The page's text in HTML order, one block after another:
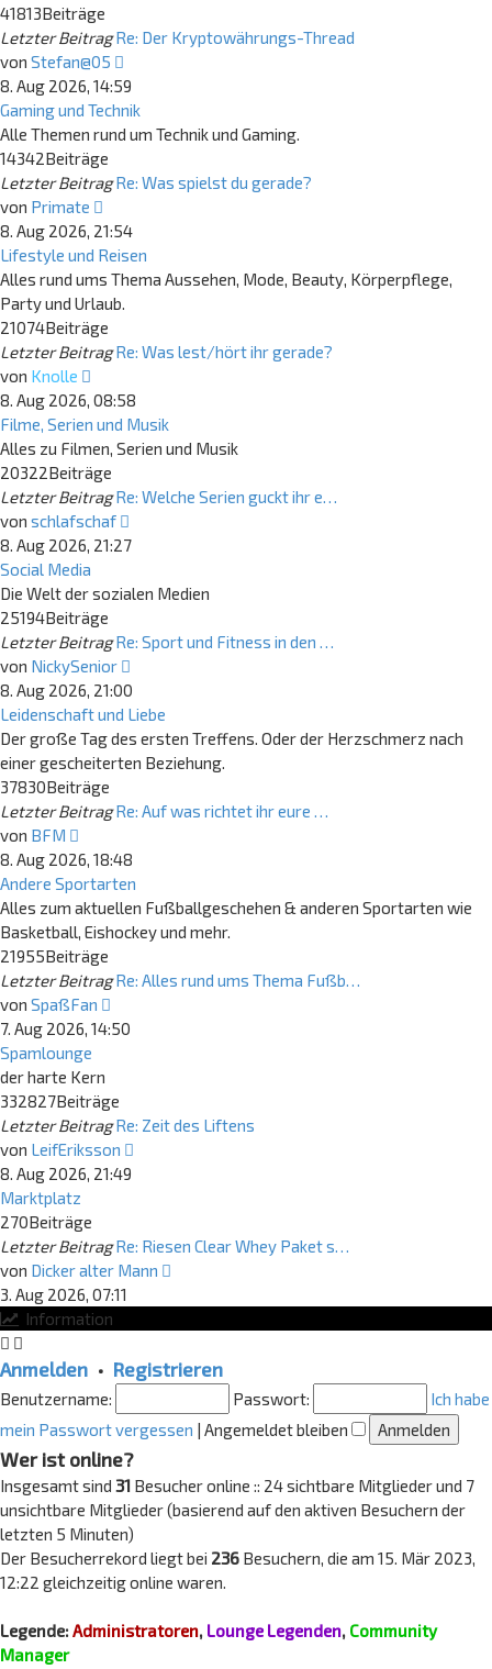
41813Beiträge
Letzter Beitrag Re: Der Kryptowährungs-Thread
von Stefan@05
Beitrag
8. Aug 2026, 14:59
Gaming und Technik
Alle Themen rund um Technik und Gaming.
14342Beiträge
Letzter Beitrag Re: Was spielst du gerade?
von Primate
Beitrag
8. Aug 2026, 21:54
Lifestyle und Reisen
Alles rund ums Thema Aussehen, Mode, Beauty, Körperpflege,
Party und Urlaub.
21074Beiträge
Letzter Beitrag Re: Was lest/hört ihr gerade?
von Knolle
Beitrag
8. Aug 2026, 08:58
Filme, Serien und Musik
Alles zu Filmen, Serien und Musik
20322Beiträge
Letzter Beitrag Re: Welche Serien guckt ihr e…
von schlafschaf
Beitrag
8. Aug 2026, 21:27
Social Media
Die Welt der sozialen Medien
25194Beiträge
Letzter Beitrag Re: Sport und Fitness in den …
von NickySenior
Beitrag
8. Aug 2026, 21:00
Leidenschaft und Liebe
Der große Tag des ersten Treffens. Oder der Herzschmerz nach
einer gescheiterten Beziehung.
37830Beiträge
Letzter Beitrag Re: Auf was richtet ihr eure …
von BFM
Beitrag
8. Aug 2026, 18:48
Andere Sportarten
Alles zum aktuellen Fußballgeschehen & anderen Sportarten wie
Basketball, Eishockey und mehr.
21955Beiträge
Letzter Beitrag Re: Alles rund ums Thema Fußb…
von SpaßFan
Beitrag
7. Aug 2026, 14:50
Spamlounge
der harte Kern
332827Beiträge
Letzter Beitrag Re: Zeit des Liftens
von LeifEriksson
8. Aug 2026, 21:49
Marktplatz
270Beiträge
Letzter Beitrag Re: Riesen Clear Whey Paket s…
von Dicker alter Mann
3. Aug 2026, 07:11
Information
Anmelden • Registrieren
Benutzername: Passwort:
Ich habe
mein Passwort vergessen | Angemeldet bleiben
Wer ist online?
Insgesamt sind 31 Besucher online :: 24 sichtbare Mitglieder und 7
unsichtbare Mitglieder (basierend auf den aktiven Besuchern der
letzten 5 Minuten)
Der Besucherrekord liegt bei 236 Besuchern, die am 15. Mär 2023,
12:22 gleichzeitig online waren.
Legende:Administratoren, Lounge Legenden, Community
Manager